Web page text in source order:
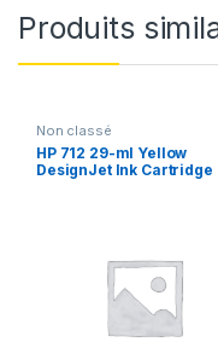
Produits
Non classé
HP 712 29-ml Yellow
DesignJet Ink Cartridge